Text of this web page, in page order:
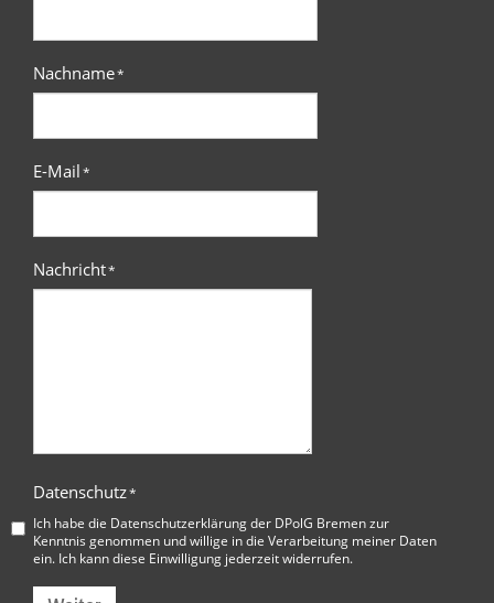
Nachname*
E-Mail*
Nachricht*
Datenschutz*
Ich habe die Datenschutzerklärung der DPolG Bremenzur
Kenntnis genommen und willige in die Verarbeitung meiner Daten
ein. Ich kann diese Einwilligung jederzeit widerrufen.